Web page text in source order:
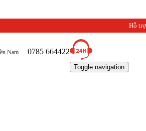
Hỗ
Nam 0785 664422
Toggle navigation